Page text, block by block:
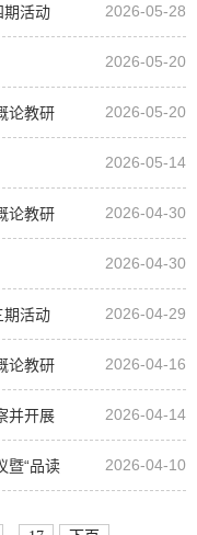
期活动 2026-05-28
2026-05-20
论教研 2026-05-20
2026-05-14
论教研 2026-04-30
2026-04-30
期活动 2026-04-29
论教研 2026-04-16
并开展 2026-04-14
暨“品读 2026-04-10